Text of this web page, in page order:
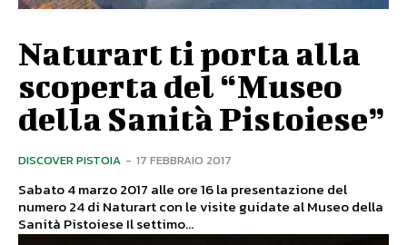
Naturart ti porta alla
scoperta del “Museo
della Sanità Pistoiese”
DISCOVER PISTOIA - 17 FEBBRAIO 2017
Sabato 4 marzo 2017 alle ore 16 la presentazione del
numero 24 di Naturart con le visite guidate al Museo della
Sanità Pistoiese Il settimo...